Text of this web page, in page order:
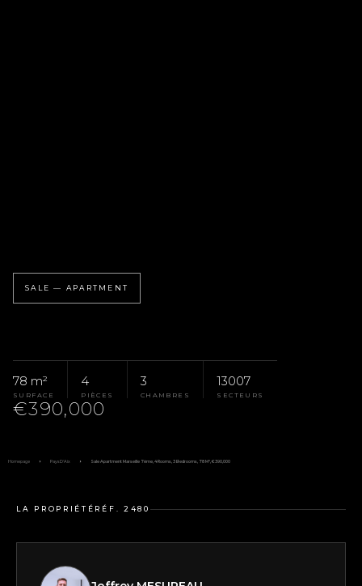
SALE — APARTMENT
78 m²
SURFACE
4
PIÈCES
3
CHAMBRES
13007
SECTEURS
€390,000
Homepage Pays D'Aix Sale Apartment Marseille 7ème, 4 Rooms, 3 Bedrooms, 78 M², €390,000
LA PROPRIÉTÉ RÉF. 2480